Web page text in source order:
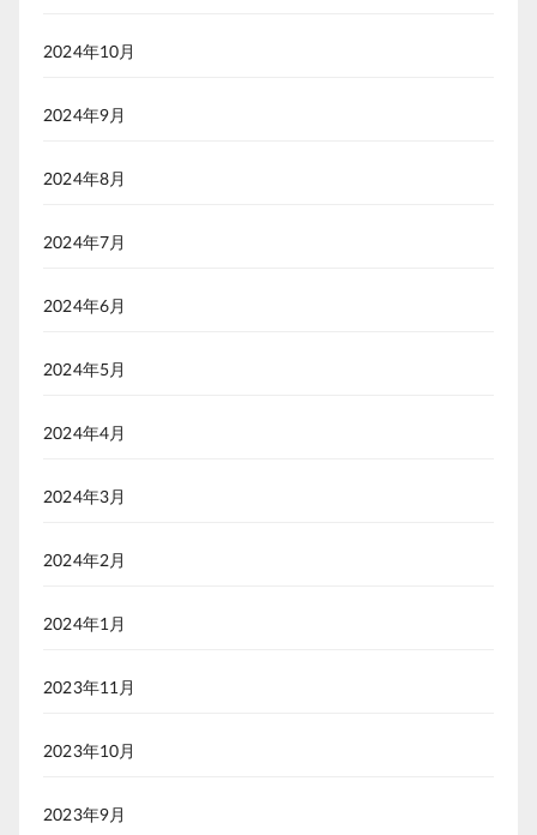
2024年10月
2024年9月
2024年8月
2024年7月
2024年6月
2024年5月
2024年4月
2024年3月
2024年2月
2024年1月
2023年11月
2023年10月
2023年9月